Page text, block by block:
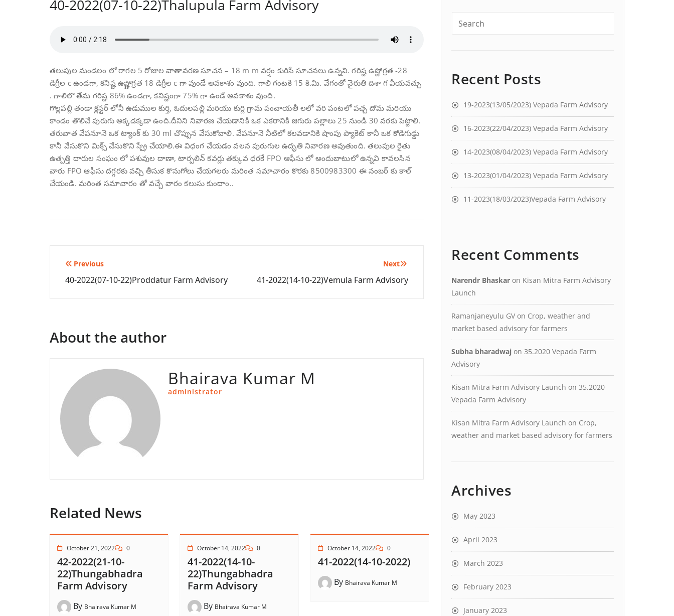
40-2022(07-10-22)Thalupula Farm Advisory
తలుపుల మండలం లో రాగల 5 రోజుల వాతావరణ సూచన – 18 m m వర్షం కురిసే సూచనలు ఉన్నవి. గరిష్ట ఉష్ణోగ్రత -28
డిగ్రీల c ఉండగా, కనిష్ట ఉష్ణోగ్రత 18 డిగ్రీల c గా వుండే అవకాశం వుంది. గాలి గంటకి 15 కి.మి. వేగంతో నైరుతి దిశా గ వీయవచ్చు
. గాలిలొ తేమ గరిష్ట 86% ఉండగా, కనిష్టంగా 75% గా ఉండే అవకాశం వుంది.
గొల్లపల్లి తండా క్లస్టర్ లోనీ ఉడుముల కుర్తి, ఓదులపల్లి మరియు కుర్లి గ్రామ పంచాయతీ లలో వరి పంటలో పచ్చ దోమ మరియు
కాండం తొలిచే పురుగు అక్కడక్కడా ఉంది.దీనిని నివారణ చేయడానికి ఒక ఎకరానికి జిగురు పల్లాలు 25 నుండి 30 వరకు పెట్టాలి.
తరువాత వేపనూనె ఒక ట్యాంక్ కు 30 ml చొప్పున వేసుకోవాలి. వేపనూనె నీటిలో కలవడానికి షాంపు ప్యాకెట్ కానీ ఒక కోడిగుడ్డు
కానీ వేసుకొని మిక్స్ చేసుకొని స్ప్రే చేయాలి.ఈ విధంగ చేయడం వలన పురుగుల ఉదృతి నివారణ అవుతుంది. తలుపుల రైతు
ఉత్పత్తి దారుల సంఘం లో పశువుల దాణా, టార్పలిన్ కవర్లు తక్కువ ధరకే FPO ఆఫీసు లో అందుబాటులో ఉన్నవి కావలసిన
వారు FPO ఆఫీసు దగ్గరకు వచ్చి తీసుక కొనుగోలు చేయగలరు మరింత సమాచారం కొరకు 8500983300 ఈ నంబర్ కు కాల్
చేయండి. మరింత సమాచారం తో వచ్చే వారం కలుసు కుందాం..
Post
navigation
Previous
40-2022(07-10-22)Proddatur Farm Advisory
Next
41-2022(14-10-22)Vemula Farm Advisory
About the author
Bhairava Kumar M
administrator
Related News
October 21, 2022 0
42-2022(21-10-
22)Thungabhadra
Farm Advisory
By Bhairava Kumar M
October 14, 2022 0
41-2022(14-10-
22)Thungabhadra
Farm Advisory
By Bhairava Kumar M
October 14, 2022 0
41-2022(14-10-2022)
By Bhairava Kumar M
Recent Posts
19-2023(13/05/2023) Vepada Farm Advisory
16-2023(22/04/2023) Vepada Farm Advisory
14-2023(08/04/2023) Vepada Farm Advisory
13-2023(01/04/2023) Vepada Farm Advisory
11-2023(18/03/2023)Vepada Farm Advisory
Recent Comments
Narendr Bhaskar on Kisan Mitra Farm Advisory
Launch
Ramanjaneyulu GV on Crop, weather and
market based advisory for farmers
Subha bharadwaj on 35.2020 Vepada Farm
Advisory
Kisan Mitra Farm Advisory Launch on 35.2020
Vepada Farm Advisory
Kisan Mitra Farm Advisory Launch on Crop,
weather and market based advisory for farmers
Archives
May 2023
April 2023
March 2023
February 2023
January 2023